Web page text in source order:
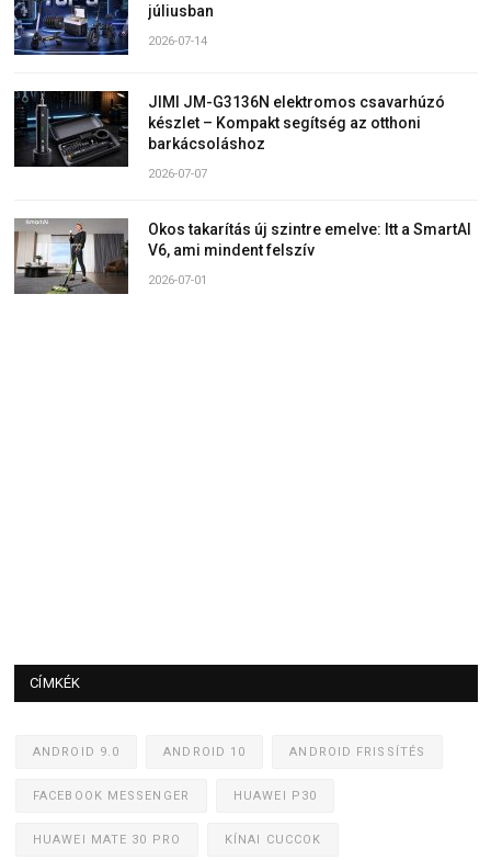
júliusban
2026-07-14
JIMI JM-G3136N elektromos csavarhúzó
készlet – Kompakt segítség az otthoni
barkácsoláshoz
2026-07-07
Okos takarítás új szintre emelve: Itt a SmartAI
V6, ami mindent felszív
2026-07-01
CÍMKÉK
ANDROID 9.0 ANDROID 10 ANDROID FRISSÍTÉS
FACEBOOK MESSENGER HUAWEI P30
HUAWEI MATE 30 PRO KÍNAI CUCCOK